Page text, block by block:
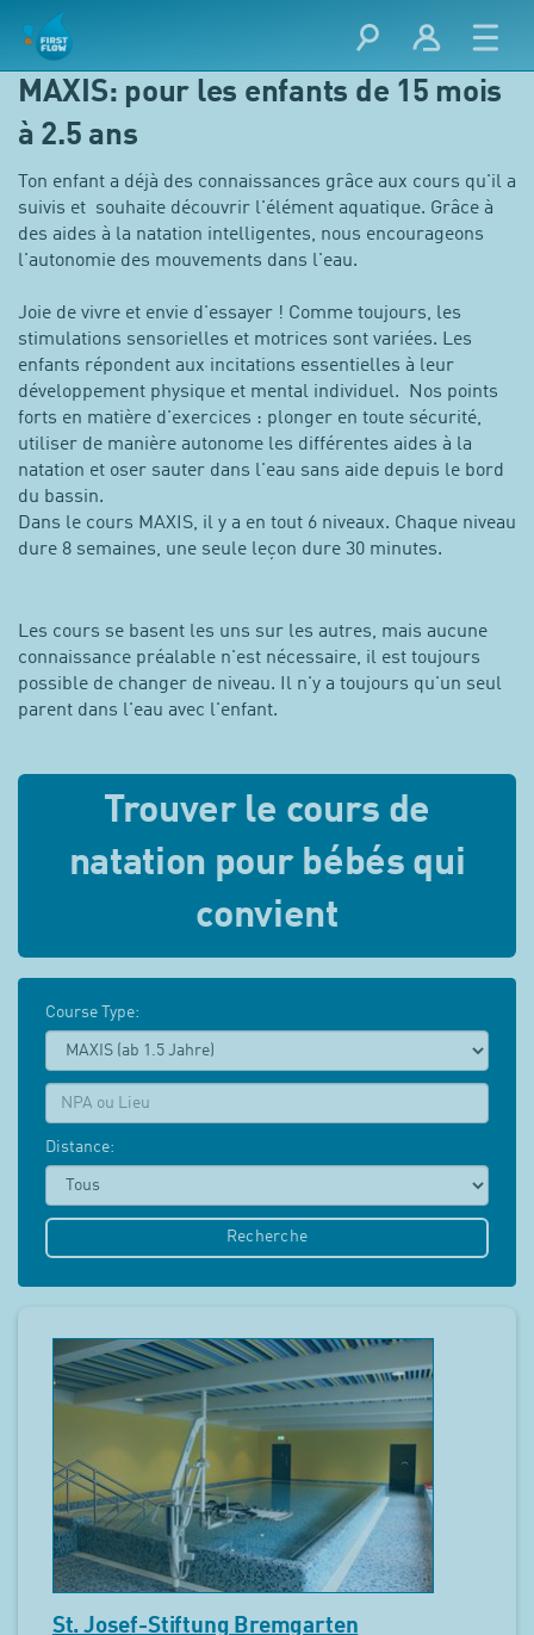
MAXIS: pour les enfants de 15 mois
à 2.5 ans
Ton enfant a déjà des connaissances grâce aux cours qu'il a
suivis et souhaite découvrir l'élément aquatique. Grâce à
des aides à la natation intelligentes, nous encourageons
l'autonomie des mouvements dans l'eau.
Joie de vivre et envie d'essayer ! Comme toujours, les
stimulations sensorielles et motrices sont variées. Les
enfants répondent aux incitations essentielles à leur
développement physique et mental individuel. Nos points
forts en matière d'exercices : plonger en toute sécurité,
utiliser de manière autonome les différentes aides à la
natation et oser sauter dans l'eau sans aide depuis le bord
du bassin.
Dans le cours MAXIS, il y a en tout 6 niveaux. Chaque niveau
dure 8 semaines, une seule leçon dure 30 minutes.
Les cours se basent les uns sur les autres, mais aucune
connaissance préalable n'est nécessaire, il est toujours
possible de changer de niveau. Il n'y a toujours qu'un seul
parent dans l'eau avec l'enfant.
Trouver le cours de
natation pour bébés qui
convient
Course Type:
NPA:
Distance:
Recherche
St. Josef-Stiftung Bremgarten